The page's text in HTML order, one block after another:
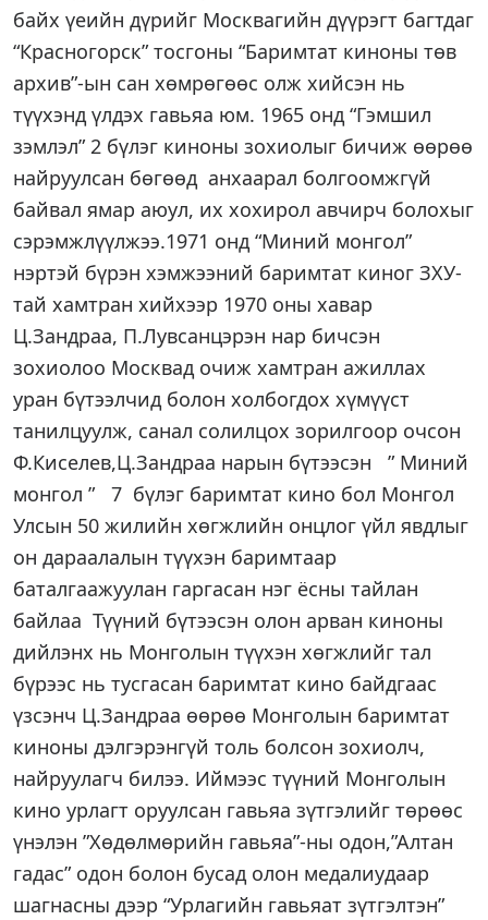
байх үеийн дүрийг Москвагийн дүүрэгт багтдаг
“Красногорск” тосгоны “Баримтат киноны төв
архив”-ын сан хөмрөгөөс олж хийсэн нь
түүхэнд үлдэх гавьяа юм. 1965 онд “Гэмшил
зэмлэл” 2 бүлэг киноны зохиолыг бичиж өөрөө
найруулсан бөгөөд анхаарал болгоомжгүй
байвал ямар аюул, их хохирол авчирч болохыг
сэрэмжлүүлжээ.1971 онд “Миний монгол”
нэртэй бүрэн хэмжээний баримтат киног ЗХУ-
тай хамтран хийхээр 1970 оны хавар
Ц.Зандраа, П.Лувсанцэрэн нар бичсэн
зохиолоо Москвад очиж хамтран ажиллах
уран бүтээлчид болон холбогдох хүмүүст
танилцуулж, санал солилцох зорилгоор очсон
Ф.Киселев,Ц.Зандраа нарын бүтээсэн ” Миний
монгол ” 7 бүлэг баримтат кино бол Монгол
Улсын 50 жилийн хөгжлийн онцлог үйл явдлыг
он дараалалын түүхэн баримтаар
баталгаажуулан гаргасан нэг ёсны тайлан
байлаа Түүний бүтээсэн олон арван киноны
дийлэнх нь Монголын түүхэн хөгжлийг тал
бүрээс нь тусгасан баримтат кино байдгаас
үзсэнч Ц.Зандраа өөрөө Монголын баримтат
киноны дэлгэрэнгүй толь болсон зохиолч,
найруулагч билээ. Иймээс түүний Монголын
кино урлагт оруулсан гавьяа зүтгэлийг төрөөс
үнэлэн ”Хөдөлмөрийн гавьяа”-ны одон,”Алтан
гадас” одон болон бусад олон медалиудаар
шагнасны дээр “Урлагийн гавьяат зүтгэлтэн”